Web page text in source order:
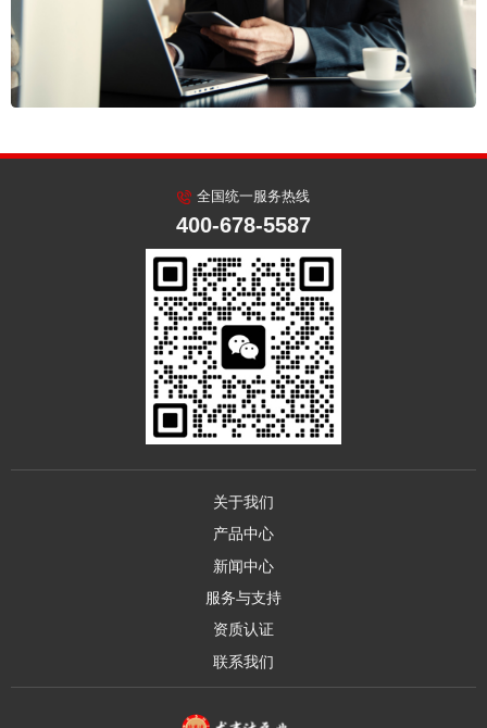
全国统一服务热线
400-678-5587
关于我们
产品中心
新闻中心
服务与支持
资质认证
联系我们